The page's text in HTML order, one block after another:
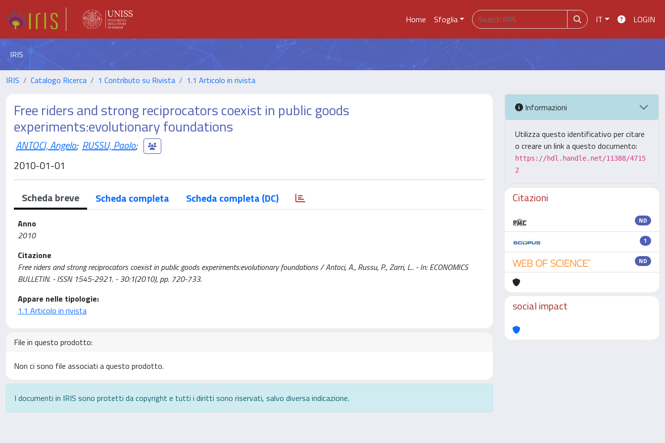
Home Sfoglia IT LOGIN
IRIS
IRIS Catalogo Ricerca 1 Contributo su Rivista 1.1 Articolo in rivista
Free riders and strong reciprocators coexist in public goods
experiments:evolutionary foundations
ANTOCI, Angelo; RUSSU, Paolo;
2010-01-01
Scheda breve Scheda completa Scheda completa (DC)
Anno
2010
Citazione
Free riders and strong reciprocators coexist in public goods experiments:evolutionary foundations / Antoci, A., Russu, P., Zarri, L.. - In: ECONOMICS
BULLETIN. - ISSN 1545-2921. - 30:1(2010), pp. 720-733.
Appare nelle tipologie:
1.1 Articolo in rivista
File in questo prodotto:
Non ci sono file associati a questo prodotto.
I documenti in IRIS sono protetti da copyright e tutti i diritti sono riservati, salvo diversa indicazione.
Informazioni
Utilizza questo identificativo per citare
o creare un link a questo documento:
https://hdl.handle.net/11388/4715
2
Citazioni
ND
1
ND
social impact